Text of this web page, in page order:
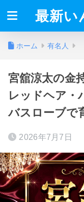
最新い
ホーム 有名人
宮舘涼太の金
レッドヘア・
バスローブで
2026年7月7日